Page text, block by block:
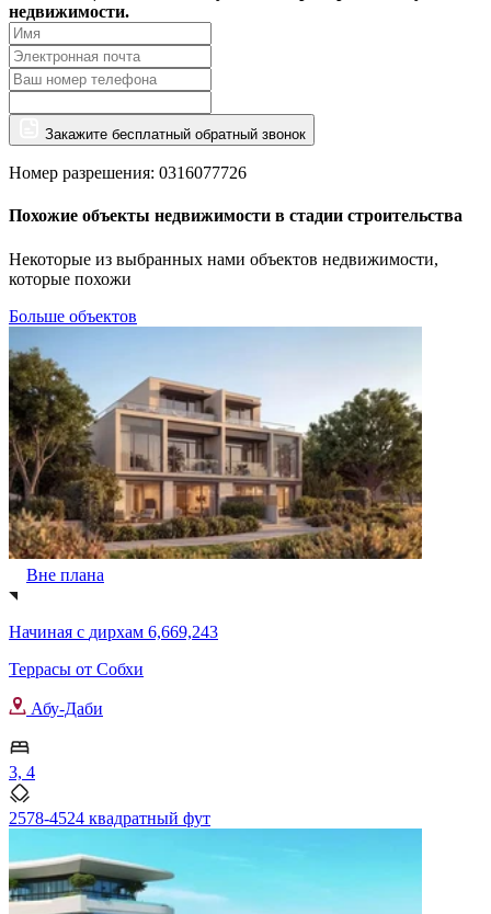
недвижимости.
Закажите бесплатный обратный звонок
Номер разрешения: 0316077726
Похожие объекты недвижимости в стадии строительства
Некоторые из выбранных нами объектов недвижимости,
которые похожи
Больше объектов
Вне плана
Начиная с дирхам 6,669,243
Террасы от Собхи
Абу-Даби
3, 4
2578-4524 квадратный фут